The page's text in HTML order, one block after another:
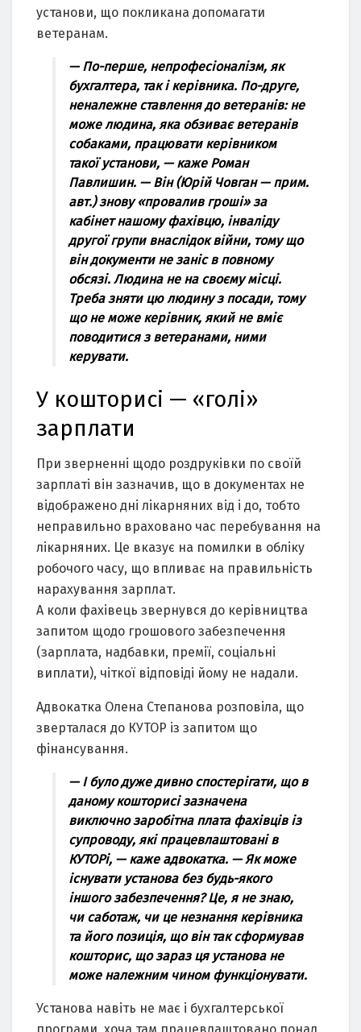
установи, що покликана допомагати
ветеранам.
— По-перше, непрофесіоналізм, як
бухгалтера, так і керівника. По-друге,
неналежне ставлення до ветеранів: не
може людина, яка обзиває ветеранів
собаками, працювати керівником
такої установи, — каже Роман
Павлишин. — Він (Юрій Човган — прим.
авт.) знову «провалив гроші» за
кабінет нашому фахівцю, інваліду
другої групи внаслідок війни, тому що
він документи не заніс в повному
обсязі. Людина не на своєму місці.
Треба зняти цю людину з посади, тому
що не може керівник, який не вміє
поводитися з ветеранами, ними
керувати.
У кошторисі — «голі»
зарплати
При зверненні щодо роздруківки по своїй
зарплаті він зазначив, що в документах не
відображено дні лікарняних від і до, тобто
неправильно враховано час перебування на
лікарняних. Це вказує на помилки в обліку
робочого часу, що впливає на правильність
нарахування зарплат.
А коли фахівець звернувся до керівництва
запитом щодо грошового забезпечення
(зарплата, надбавки, премії, соціальні
виплати), чіткої відповіді йому не надали.
Адвокатка Олена Степанова розповіла, що
зверталася до КУТОР із запитом що
фінансування.
— І було дуже дивно спостерігати, що в
даному кошторисі зазначена
виключно заробітна плата фахівців із
супроводу, які працевлаштовані в
КУТОРі, — каже адвокатка. — Як може
існувати установа без будь-якого
іншого забезпечення? Це, я не знаю,
чи саботаж, чи це незнання керівника
та його позиція, що він так сформував
кошторис, що зараз ця установа не
може належним чином функціонувати.
Установа навіть не має і бухгалтерської